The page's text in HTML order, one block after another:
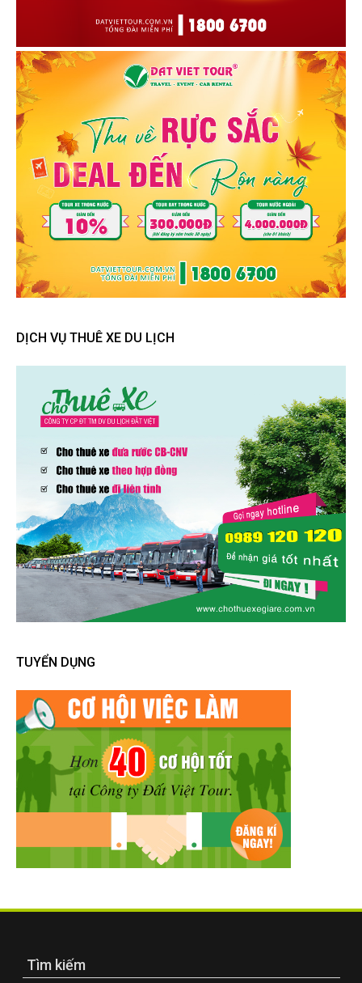
DỊCH VỤ THUÊ XE DU LỊCH
TUYỂN DỤNG
Tìm kiếm